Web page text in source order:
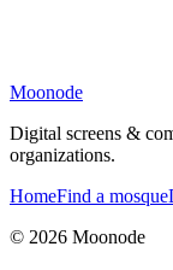
Moonode
Digital screens &
organizations.
HomeFind a mosque
© 2026 Moonode